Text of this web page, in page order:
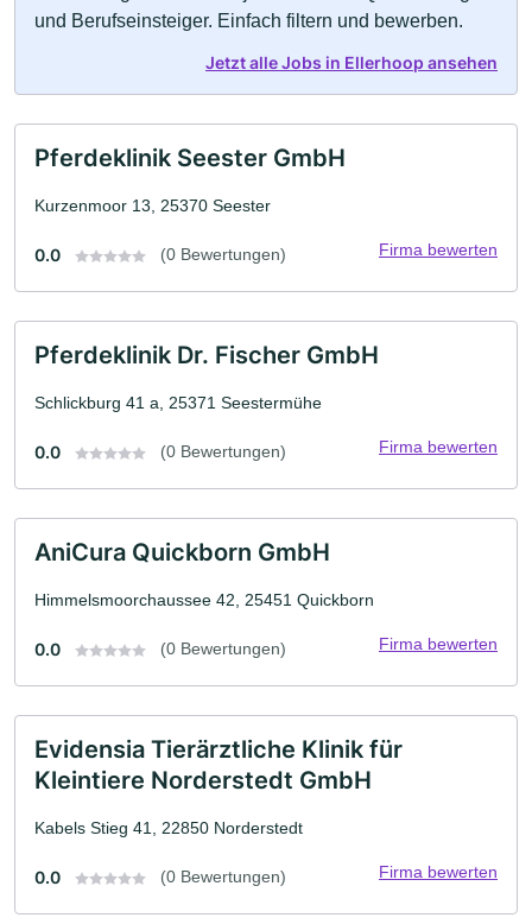
und Berufseinsteiger. Einfach filtern und bewerben.
Jetzt alle Jobs in Ellerhoop ansehen
Pferdeklinik Seester GmbH
Kurzenmoor 13, 25370 Seester
0.0 (0 Bewertungen) Firma bewerten
Pferdeklinik Dr. Fischer GmbH
Schlickburg 41 a, 25371 Seestermühe
0.0 (0 Bewertungen) Firma bewerten
AniCura Quickborn GmbH
Himmelsmoorchaussee 42, 25451 Quickborn
0.0 (0 Bewertungen) Firma bewerten
Evidensia Tierärztliche Klinik für
Kleintiere Norderstedt GmbH
Kabels Stieg 41, 22850 Norderstedt
0.0 (0 Bewertungen) Firma bewerten